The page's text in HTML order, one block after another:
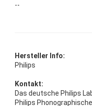
--
Hersteller Info:
Philips
Kontakt:
Das deutsche Philips
Philips